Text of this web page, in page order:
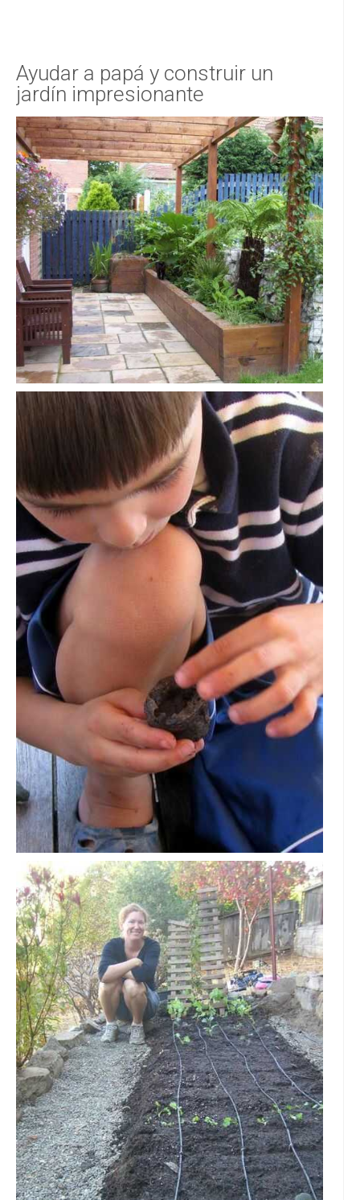
Ayudar a papá y construir un
jardín impresionante